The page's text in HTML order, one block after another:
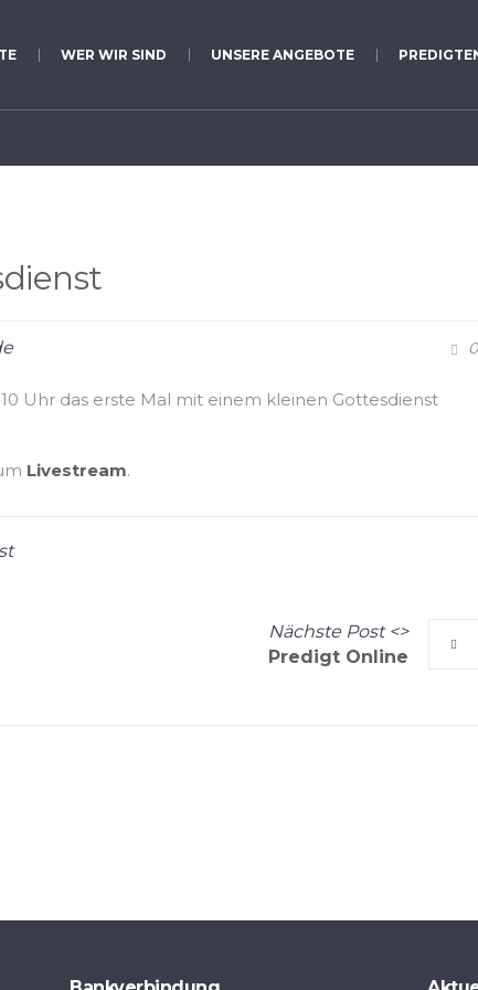
WER WIR SIND UNSERE ANGEBOTE
0
Uhr das erste Mal mit einem kleinen Gottesdienst
Livestream.
NächstePost <>
Predigt Online